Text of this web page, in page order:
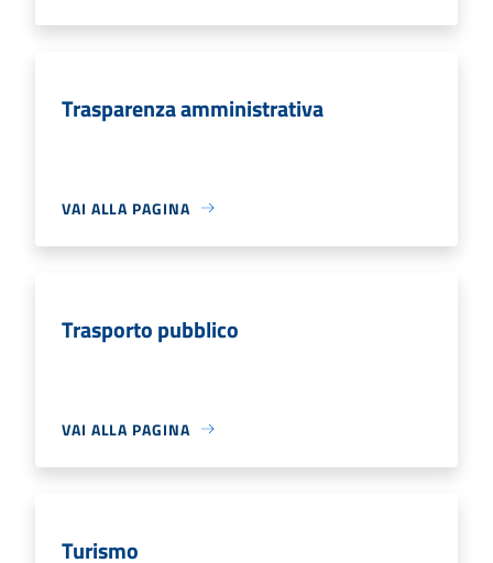
Trasparenza amministrativa
VAI ALLA PAGINA
Trasporto pubblico
VAI ALLA PAGINA
Turismo